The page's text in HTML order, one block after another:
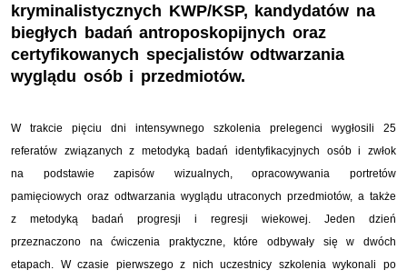
kryminalistycznych KWP/KSP, kandydatów na
biegłych badań antroposkopijnych oraz
certyfikowanych specjalistów odtwarzania
wyglądu osób i przedmiotów.
W trakcie pięciu dni intensywnego szkolenia prelegenci wygłosili 25
referatów związanych z metodyką badań identyfikacyjnych osób i zwłok
na podstawie zapisów wizualnych, opracowywania portretów
pamięciowych oraz odtwarzania wyglądu utraconych przedmiotów, a także
z metodyką badań progresji i regresji wiekowej. Jeden dzień
przeznaczono na ćwiczenia praktyczne, które odbywały się w dwóch
etapach. W czasie pierwszego z nich uczestnicy szkolenia wykonali po